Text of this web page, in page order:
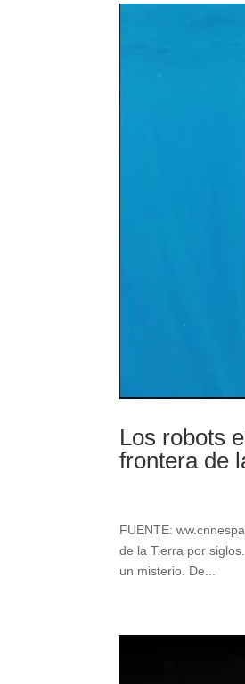
Los robots
frontera de
FUENTE:
de la Tierra por
un misterio. De...